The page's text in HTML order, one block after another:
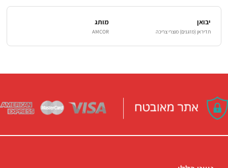
יבואן
תדיראן (מזגנים) מוצרי צריכה
מותג
AMCOR